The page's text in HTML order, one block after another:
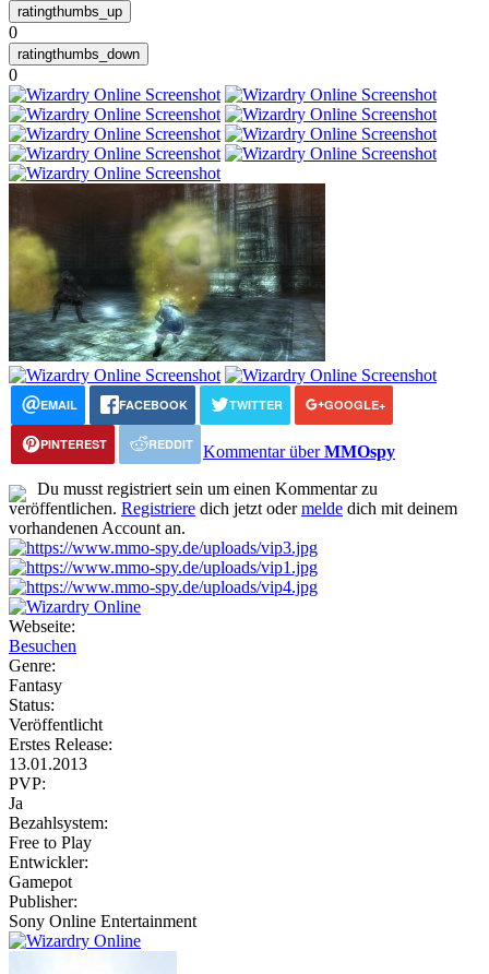
0
0
EMAIL FACEBOOK TWITTER GOOGLE+
PINTEREST REDDIT Kommentar überMMOspy
Du musst registriert sein um einen Kommentar zu
veröffentlichen. Registriere dich jetzt odermelde dich mit deinem
vorhandenen Account an.
Webseite:
Besuchen
Genre:
Fantasy
Status:
Veröffentlicht
Erstes Release:
13.01.2013
PVP:
Ja
Bezahlsystem:
Free to Play
Entwickler:
Gamepot
Publisher:
Sony Online Entertainment